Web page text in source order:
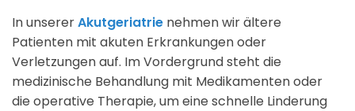
In unsererAkutgeriatrie nehmen wir ältere
Patienten mit akuten Erkrankungen oder
Verletzungen auf. Im Vordergrund steht die
medizinische Behandlung mit Medikamenten oder
die operative Therapie, um eine schnelle Linderung